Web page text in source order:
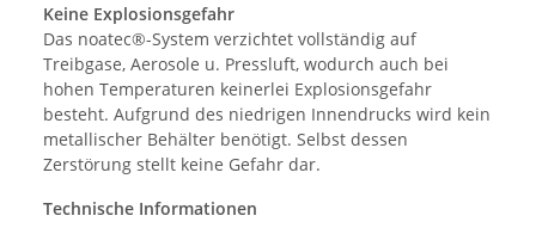
Keine Explosionsgefahr
Das noatec®-System verzichtet vollständig auf
Treibgase, Aerosole u. Pressluft, wodurch auch bei
hohen Temperaturen keinerlei Explosionsgefahr
besteht. Aufgrund des niedrigen Innendrucks wird kein
metallischer Behälter benötigt. Selbst dessen
Zerstörung stellt keine Gefahr dar.
Technische Informationen